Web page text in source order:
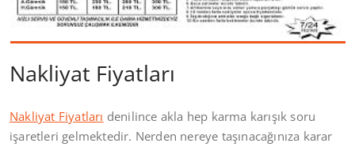
Nakliyat Fiyatları
Nakliyat Fiyatları denilince akla hep karma karışık soru
işaretleri gelmektedir. Nerden nereye taşınacağınıza karar